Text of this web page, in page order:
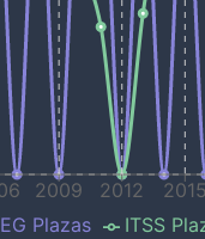
2009 2012 2015
Plazas ITSS